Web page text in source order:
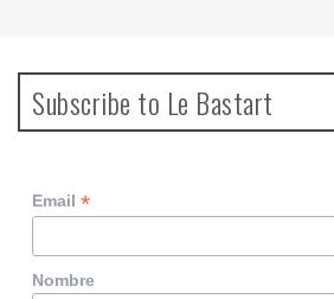
Subscribe to Le Bastart
Email*
Nombre